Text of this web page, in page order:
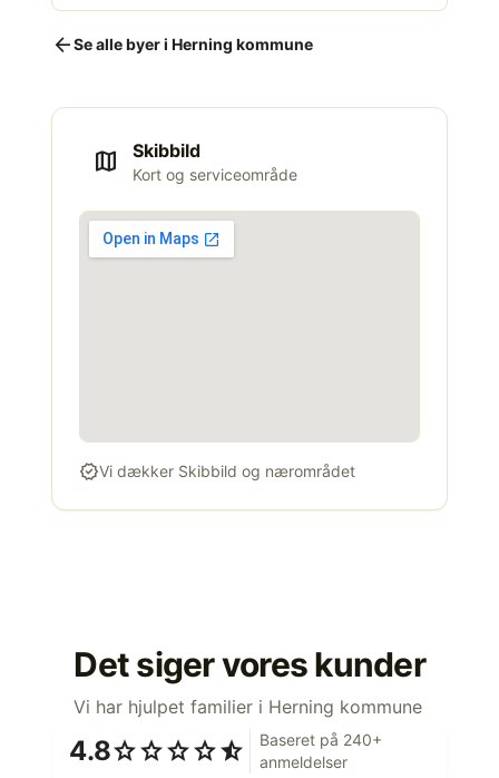
arrow_backSe alle byer i Herning kommune
map Skibbild
Kort og serviceområde
verifiedVi dækker Skibbild og nærområdet
Det siger vores kunder
Vi har hjulpet familier i Herning kommune
4.8starstarstarstarstar_half
Baseret på 240+
anmeldelser